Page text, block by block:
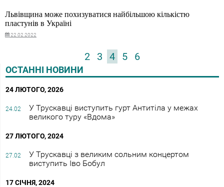
Львівщина може похизуватися найбільшою кількістю
пластунів в Україні
22.02.2022
2 3 4 5 6
ОСТАННІ НОВИНИ
24 ЛЮТОГО, 2026
24.02
У Трускавці виступить гурт Антитіла у межах
великого туру «Вдома»
27 ЛЮТОГО, 2024
27.02
У Трускавці з великим сольним концертом
виступить Іво Бобул
17 СІЧНЯ, 2024